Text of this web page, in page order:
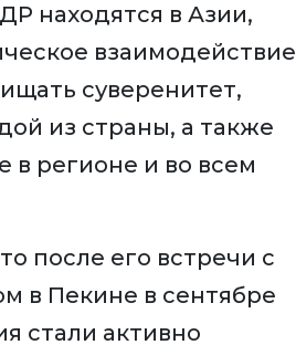
находятся в Азии,
взаимодействие
суверенитет,
из страны, а также
в регионе и во всем
после его встречи с
в Пекине в сентябре
стали активно